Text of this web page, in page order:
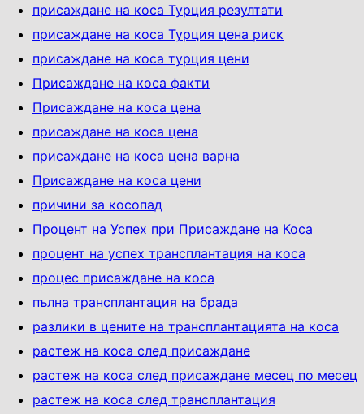
присаждане на коса Турция резултати
присаждане на коса Турция цена риск
присаждане на коса турция цени
Присаждане на коса факти
Присаждане на коса ценa
присаждане на коса цена
присаждане на коса цена варна
Присаждане на коса цени
причини за косопад
Процент на Успех при Присаждане на Коса
процент на успех трансплантация на коса
процес присаждане на коса
пълна трансплантация на брада
разлики в цените на трансплантацията на коса
растеж на коса след присаждане
растеж на коса след присаждане месец по месец
растеж на коса след трансплантация